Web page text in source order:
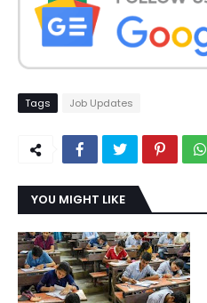
Tags Job Updates
YOU MIGHT LIKE